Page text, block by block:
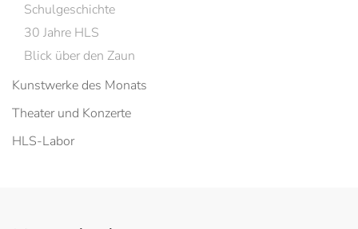
Schulgeschichte
30 Jahre HLS
Blick über den Zaun
Kunstwerke des Monats
Theater und Konzerte
HLS-Labor